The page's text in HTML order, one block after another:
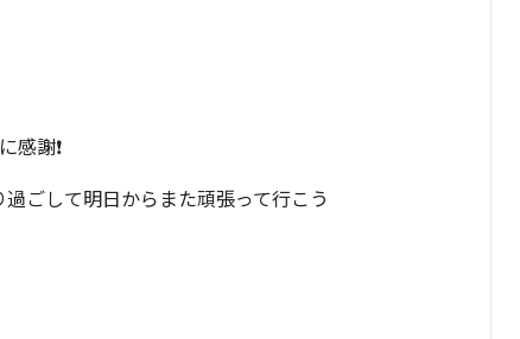
謝❗
ごして明日からまた頑張って行こう